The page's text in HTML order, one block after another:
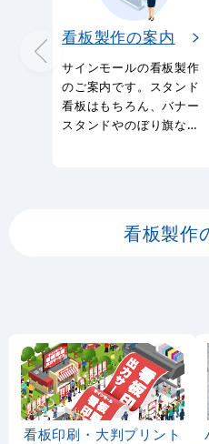
看板製作の案内
サインモールの看板製作
のご案内です。スタンド
看板はもちろん、バナー
スタンドやのぼり旗など
看板製作
看板印刷・大判プリント